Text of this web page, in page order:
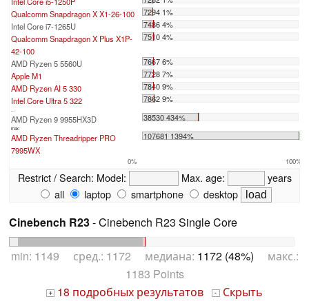
Qualcomm Snapdragon X X1-26-100
7294 1%
Intel Core i7-1265U
7486 4%
Qualcomm Snapdragon X Plus X1P-
42-100
7510 4%
AMD Ryzen 5 5560U
7667 6%
Apple M1
7728 7%
AMD Ryzen AI 5 330
7840 9%
Intel Core Ultra 5 322
7862 9%
...
AMD Ryzen 9 9955HX3D 38530 434%
max:
AMD Ryzen Threadripper PRO
7995WX
107681 1394%
0% 100%
Restrict / Search: Model: Max. age:
years
all
laptop smartphone desktop
Cinebench R23- Cinebench R23 Single Core
min: 1149 сред.: 1172 медиана: 1172 (48%) макс.:
1183 Points
+ 18 подробных результатов - Скрыть